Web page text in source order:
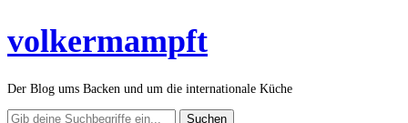
volkermampft
Der Blog ums Backen und um die internationale Küche